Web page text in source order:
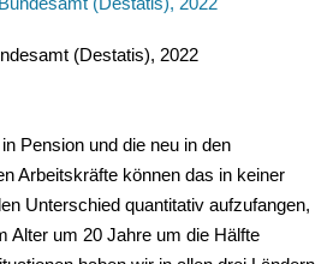
(Destatis), 2022
Pension und die neu in den
Arbeitskräfte können das in keiner
Unterschied quantitativ aufzufangen,
Alter um 20 Jahre um die Hälfte